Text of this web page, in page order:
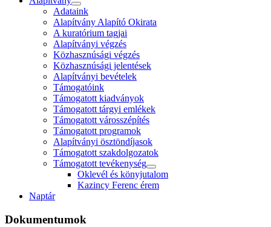
Adataink
Alapítvány Alapító Okirata
A kuratórium tagjai
Alapítványi végzés
Közhasznúsági végzés
Közhasznúsági jelentések
Alapítványi bevételek
Támogatóink
Támogatott kiadványok
Támogatott tárgyi emlékek
Támogatott városszépítés
Támogatott programok
Alapítványi ösztöndíjasok
Támogatott szakdolgozatok
Támogatott tevékenység
Oklevél és könyjutalom
Kazincy Ferenc érem
Naptár
Dokumentumok